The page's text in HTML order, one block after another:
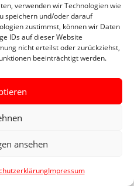
verwenden wir Technologien wie
speichern und/oder darauf
zustimmst, können wir Daten
IDs auf dieser Website
nicht erteilst oder zurückziehst,
beeinträchtigt werden.
ansehen
Impressum